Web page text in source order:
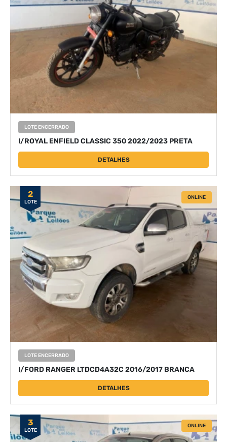
LOTE ENCERRADO
I/ROYAL ENFIELD CLASSIC 350 2022/2023 PRETA
DETALHES
2
LOTE
ONLINE
LOTE ENCERRADO
I/FORD RANGER LTDCD4A32C 2016/2017 BRANCA
DETALHES
3
LOTE
ONLINE